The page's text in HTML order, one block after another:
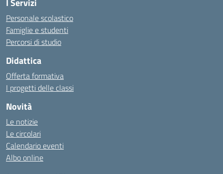
I Servizi
Personale scolastico
Famiglie e studenti
Percorsi di studio
Didattica
Offerta formativa
I progetti delle classi
Novità
Le notizie
Le circolari
Calendario eventi
Albo online